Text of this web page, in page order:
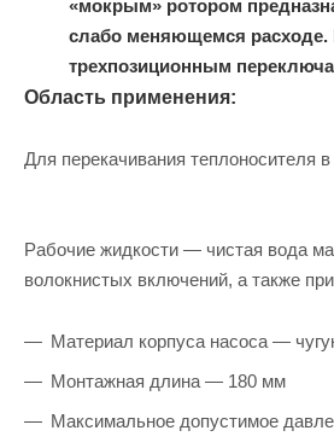
«мокрым» ротором
слабо меняющемся расходе.
трехпозиционным
Область применения:
Для перекачивания теплоносителя
Рабочие жидкости — чистая вода
волокнистых включений, а также
Материал корпуса насоса —
Монтажная длина — 180 мм
Максимальное допустимое